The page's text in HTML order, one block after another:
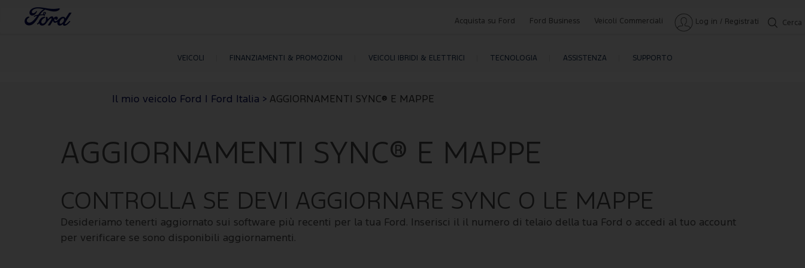
Acquista su Ford Ford Business Veicoli Commerciali Log in / Registrati Cerca
VEICOLI FINANZIAMENTI & PROMOZIONI VEICOLI IBRIDI & ELETTRICI TECNOLOGIA ASSISTENZA SUPPORTO
Il mio veicolo Ford | Ford Italia > AGGIORNAMENTI SYNC® E MAPPE
AGGIORNAMENTI SYNC® E MAPPE
CONTROLLA SE DEVI AGGIORNARE SYNC O LE MAPPE
Desideriamo tenerti aggiornato sui software più recenti per la tua Ford. Inserisci il il numero di telaio della tua Ford o accedi al tuo account
per verificare se sono disponibili aggiornamenti.